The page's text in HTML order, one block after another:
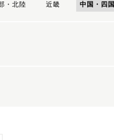
・北陸 近畿 中国・四